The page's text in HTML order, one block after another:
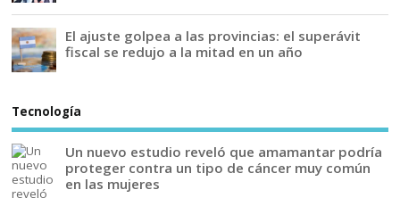
El ajuste golpea a las provincias: el superávit
fiscal se redujo a la mitad en un año
Tecnología
Un nuevo estudio reveló que amamantar podría
proteger contra un tipo de cáncer muy común
en las mujeres